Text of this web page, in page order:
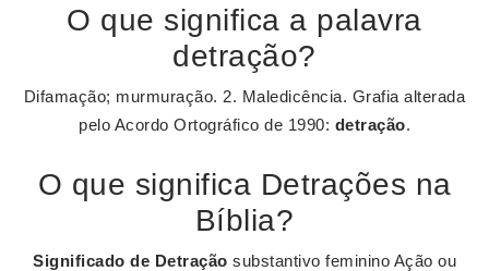
O que significa a palavra
detração?
Difamação; murmuração. 2. Maledicência. Grafia alterada
pelo Acordo Ortográfico de 1990: detração.
O que significa Detrações na
Bíblia?
Significado de Detração substantivo feminino Ação ou